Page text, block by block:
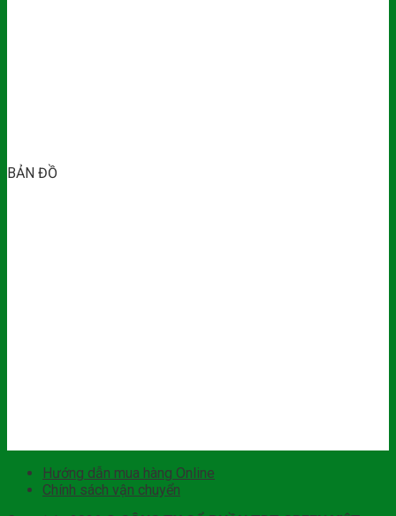
BẢN ĐỒ
Hướng dẫn mua hàng Online
Chính sách vận chuyển